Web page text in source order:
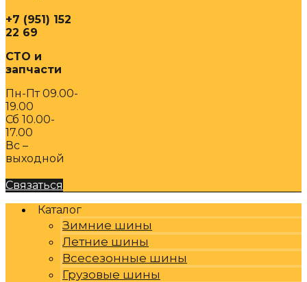
+7 (951) 152
22 69
СТО и
запчасти
Пн-Пт 09.00-
19.00
Сб 10.00-
17.00
Вс –
выходной
Связаться
Каталог
Зимние шины
Летние шины
Всесезонные шины
Грузовые шины